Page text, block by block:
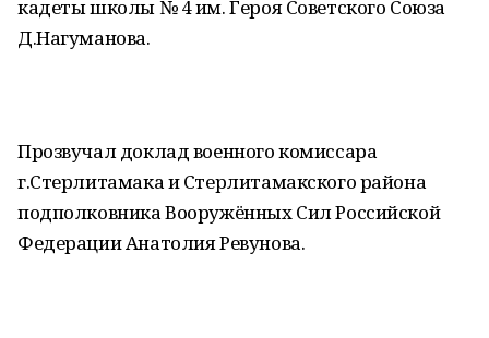
кадеты школы № 4 им. Героя Советского Союза
Д.Нагуманова.
Прозвучал доклад военного комиссара
г.Стерлитамака и Стерлитамакского района
подполковника Вооружённых Сил Российской
Федерации Анатолия Ревунова.